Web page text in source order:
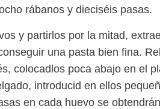
rábanos y dieciséis pasas.
y partirlos por la mitad,
una pasta bien fina.
colocadlos poca abajo en el
introducid en ellos
en cada huevo se